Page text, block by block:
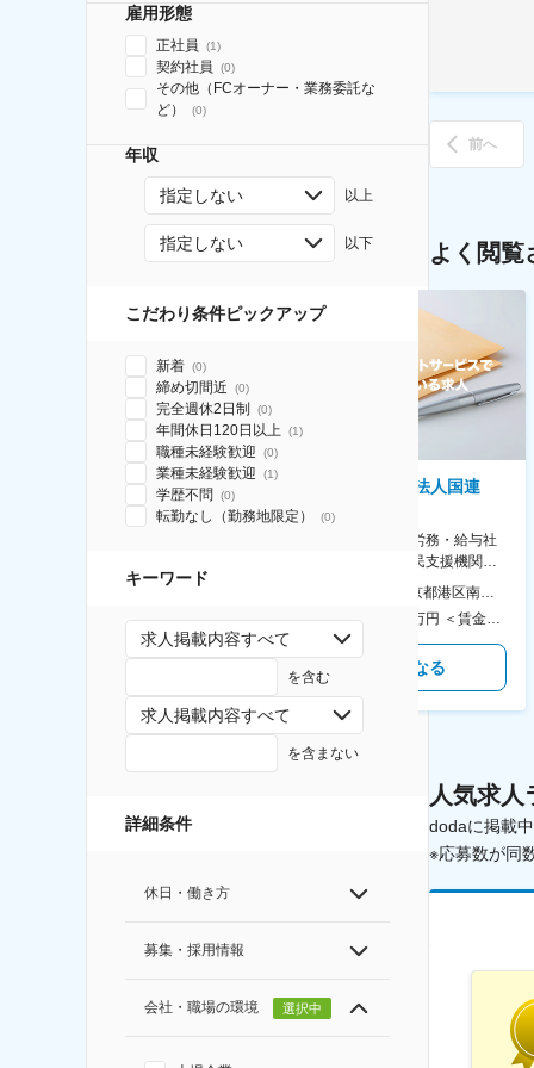
雇用形態
正社員 (1)
契約社員 (0)
その他（FCオーナー・業務委託な
ど）
(0)
年収
指定しない 以上
指定しない 以下
こだわり条件ピックアップ
新着 (0)
締め切間近 (0)
完全週休2日制 (0)
年間休日120日以上 (1)
職種未経験歓迎 (0)
業種未経験歓迎 (1)
学歴不問 (0)
転勤なし（勤務地限定） (0)
キーワード
求人掲載内容すべて
を含む
求人掲載内容すべて
を含まない
詳細条件
休日・働き方
募集・採用情報
会社・職場の環境 選択中
前へ
よく閲覧
株式会社ゲームフリーク
【庶務アシスタント】ポケモン
食事補助あり◎
350万円～500万円 ＜賃金形態＞ 月給制 ＜賃金内訳＞ 月額（基本給）：215,000円～307,000円 固定残業手当/月：76,700円～110,000円（固定残業時間45時間0分/月） 超過した時間外労働の残業手当は追加支給 ＜月給＞ 291,700円～417,000円（一律手当を含む） ＜昇給有無＞ 有 ＜残業手当＞ 有 ＜給与補足＞ ※経験・能力を考慮の上、年齢に関わりなく当社規定により優遇します。 賃金はあくまでも目安の金額であり、選考を通じて上下する可能性があります。 月給(月額)は固定手当を含めた表記です。
特定非営利活動法人国連
UNHCR協会
【表参道】人事（労務・給与社
保等）◆国連の難民支援機関の
活動を支える日本公式支援窓口
気になる
人気求人
dodaに掲載
※応募数が同